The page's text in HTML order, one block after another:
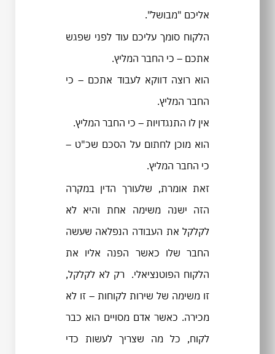
אליכם "מבושל".
הלקוח סומך עליכם עוד לפני שפגש
אתכם – כי החבר המליץ.
הוא רוצה דווקא לעבוד אתכם – כי
החבר המליץ.
אין לו התנגדויות – כי החבר המליץ.
הוא מוכן לחתום על הסכם שכ"ט –
כי החבר המליץ.
זאת אומרת, שלעורך הדין במקרה
הזה ישנה משימה אחת והיא לא
לקלקל את העבודה הנפלאה שעשה
החבר שלו כאשר הפנה אליו את
הלקוח הפוטנציאלי. רק לא לקלקל,
זו משימה של שירות לקוחות – זו לא
מכירה. כאשר אדם מסויים הוא כבר
לקוח, כל מה שצריך לעשות כדי